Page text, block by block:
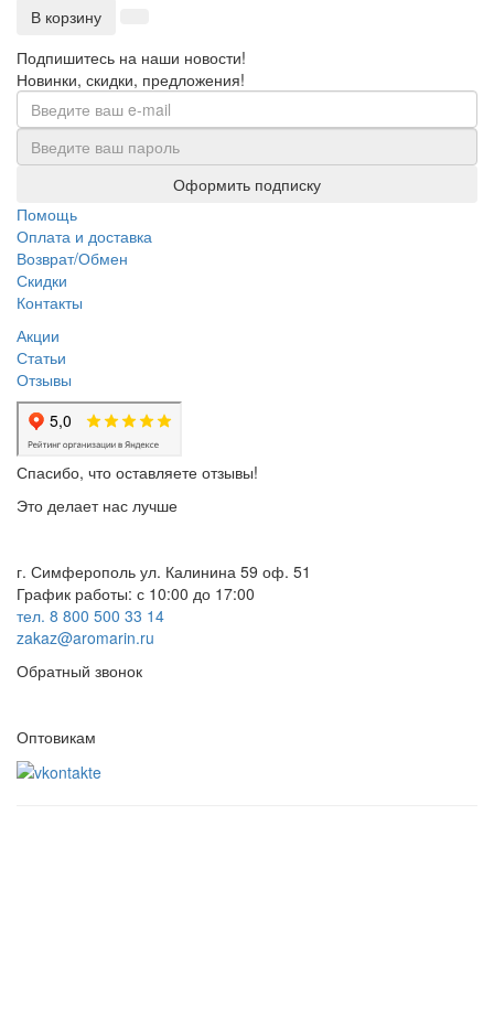
В корзину
Подпишитесь на наши новости!
Новинки, скидки, предложения!
Оформить подписку
Помощь
Оплата и доставка
Возврат/Обмен
Скидки
Контакты
Акции
Статьи
Отзывы
Спасибо, что оставляете отзывы!
Это делает нас лучше
г. Симферополь ул. Калинина 59 оф. 51
График работы: с 10:00 до 17:00
тел. 8 800 500 33 14
zakaz@aromarin.ru
Обратный звонок
Оптовикам